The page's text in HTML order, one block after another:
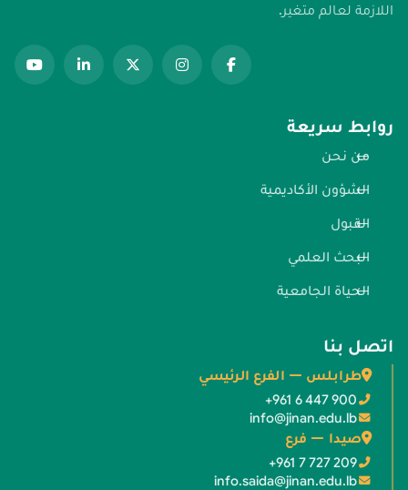
اللازمة لعالم متغير.
روابط سريعة
من نحن
الشؤون الأكاديمية
القبول
البحث العلمي
الحياة الجامعية
اتصل بنا
طرابلس — الفرع الرئيسي
+961 6 447 900
info@jinan.edu.lb
صيدا — فرع
+961 7 727 209
info.saida@jinan.edu.lb